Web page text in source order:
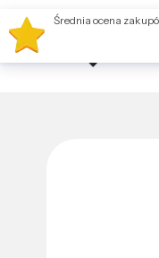
Średnia ocena